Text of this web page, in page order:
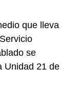
que lleva
se
Unidad 21 de